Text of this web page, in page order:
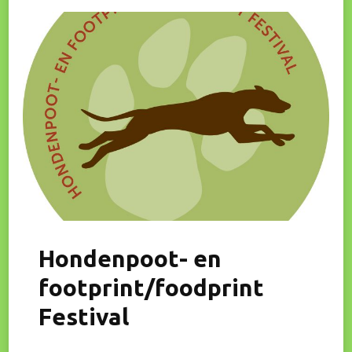
Hondenpoot- en
footprint/foodprint
Festival